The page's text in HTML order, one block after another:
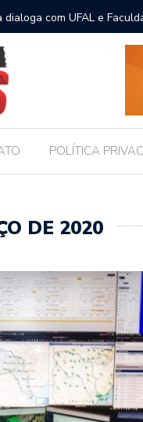
dialoga com UFAL e
POLÍTICA
DE 2020